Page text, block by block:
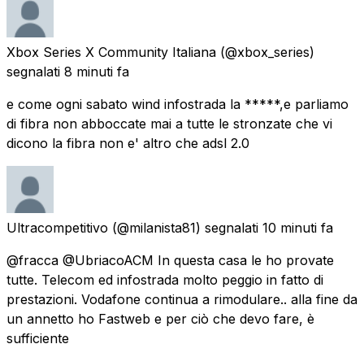
Xbox Series X Community Italiana (@xbox_series)
segnalati 8 minuti fa
e come ogni sabato wind infostrada la *****,e parliamo
di fibra non abboccate mai a tutte le stronzate che vi
dicono la fibra non e' altro che adsl 2.0
Ultracompetitivo (@milanista81) segnalati 10 minuti fa
@fracca @UbriacoACM In questa casa le ho provate
tutte. Telecom ed infostrada molto peggio in fatto di
prestazioni. Vodafone continua a rimodulare.. alla fine da
un annetto ho Fastweb e per ciò che devo fare, è
sufficiente